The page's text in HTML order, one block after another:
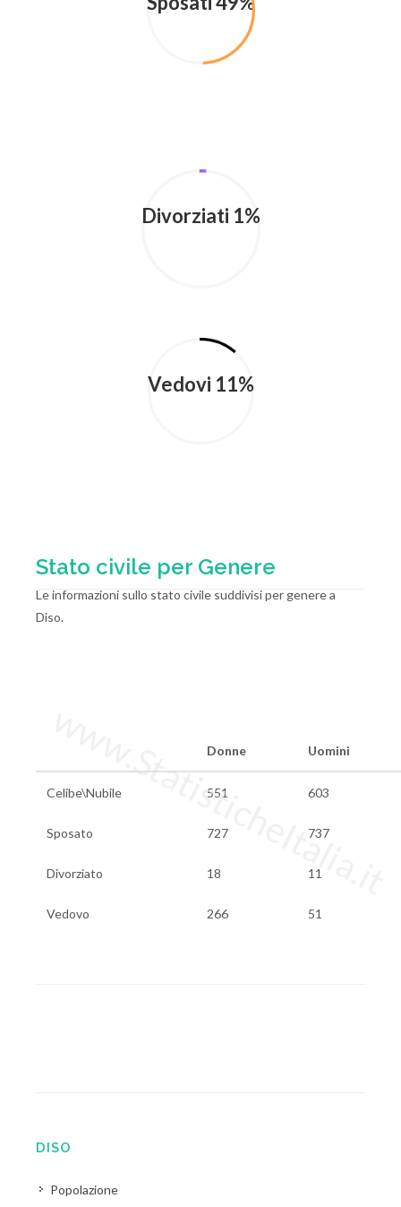
Divorziati 1%
Vedovi 11%
Stato civile per Genere
Le informazioni sullo stato civile suddivisi per genere a
Diso.
Donne Uomini
Celibe\Nubile 551 603
Sposato 727 737
Divorziato 18 11
Vedovo 266 51
www.StatisticheItalia.it
DISO
Popolazione